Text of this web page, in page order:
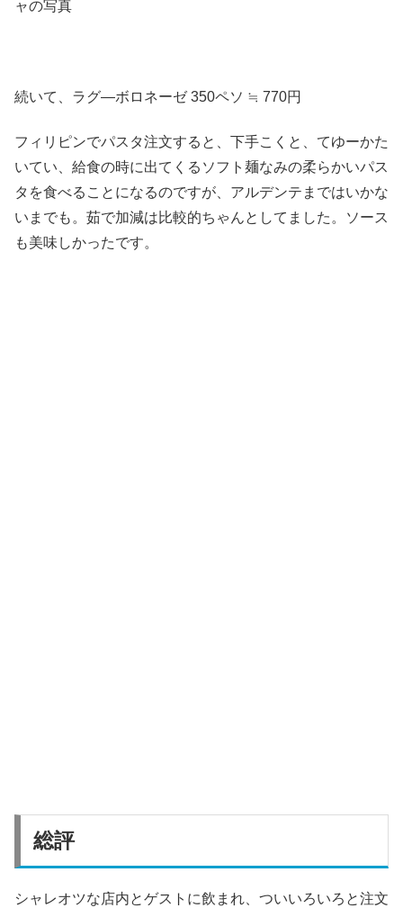
続いて、ラグ―ボロネーゼ 350ペソ ≒ 770円
フィリピンでパスタ注文すると、下手こくと、てゆーかた
いてい、給食の時に出てくるソフト麺なみの柔らかいパス
タを食べることになるのですが、アルデンテまではいかな
いまでも。茹で加減は比較的ちゃんとしてました。ソース
も美味しかったです。
総評
シャレオツな店内とゲストに飲まれ、ついいろいろと注文